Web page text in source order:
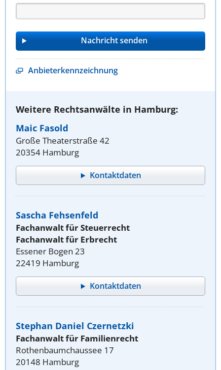
Anbieterkennzeichnung
Weitere Rechtsanwälte in Hamburg:
Maic Fasold
Große Theaterstraße 42
20354 Hamburg
Kontaktdaten
Sascha Fehsenfeld
Fachanwalt für Steuerrecht
Fachanwalt für Erbrecht
Essener Bogen 23
22419 Hamburg
Kontaktdaten
Stephan Daniel Czernetzki
Fachanwalt für Familienrecht
Rothenbaumchaussee 17
20148 Hamburg